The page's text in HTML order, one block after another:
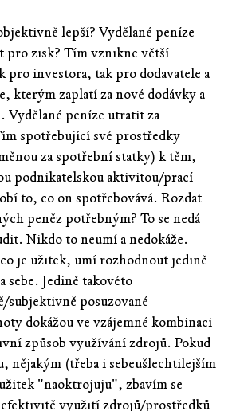
lepší? Vydělané peníze
pro zisk? Tím vznikne větší
pro investora, tak pro dodavatele a
kterým zaplatí za nové dodávky a
Vydělané peníze utratit za
spotřebující své prostředky
za spotřební statky) k těm,
podnikatelskou aktivitou/prací
to, co on spotřebovává. Rozdat
peněz potřebným? To se nedá
Nikdo to neumí a nedokáže.
je užitek, umí rozhodnout jedině
sebe. Jedině takovéto
subjektivně posuzované
dokážou ve vzájemné kombinaci
způsob využívání zdrojů. Pokud
nějakým (třeba i sebeušlechtilejším
"naoktrojuju", zbavím se
využití zdrojů/prostředků